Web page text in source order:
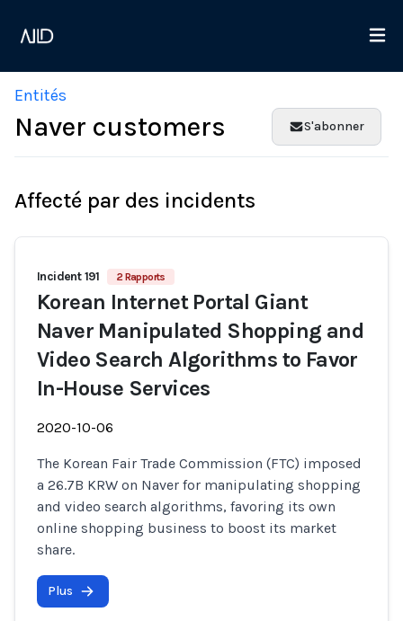
Entités
Naver customers S'abonner
Affecté par des incidents
Incident 191 2 Rapports
Korean Internet Portal Giant
Naver Manipulated Shopping and
Video Search Algorithms to Favor
In-House Services
2020-10-06
The Korean Fair Trade Commission (FTC) imposed
a 26.7B KRW on Naver for manipulating shopping
and video search algorithms, favoring its own
online shopping business to boost its market
share.
Plus